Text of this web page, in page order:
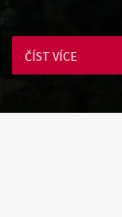
ČÍST VÍCE